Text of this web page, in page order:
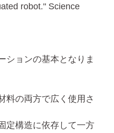
robot." Science
ションの基本となりま
料の両方で広く使用さ
定構造に依存して一方